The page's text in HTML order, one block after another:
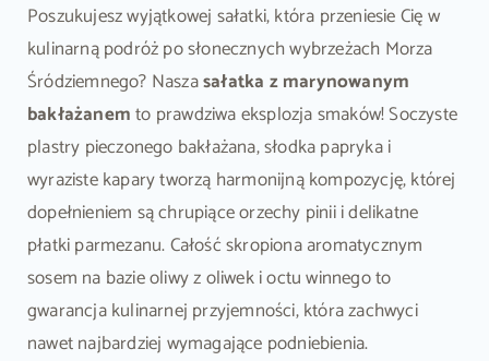
Poszukujesz wyjątkowej sałatki, która przeniesie Cię w
kulinarną podróż po słonecznych wybrzeżach Morza
Śródziemnego? Naszasałatka z marynowanym
bakłażanemto prawdziwa eksplozja smaków! Soczyste
plastry pieczonego bakłażana, słodka papryka i
wyraziste kapary tworzą harmonijną kompozycję, której
dopełnieniem są chrupiące orzechy pinii i delikatne
płatki parmezanu. Całość skropiona aromatycznym
sosem na bazie oliwy z oliwek i octu winnego to
gwarancja kulinarnej przyjemności, która zachwyci
nawet najbardziej wymagające podniebienia.